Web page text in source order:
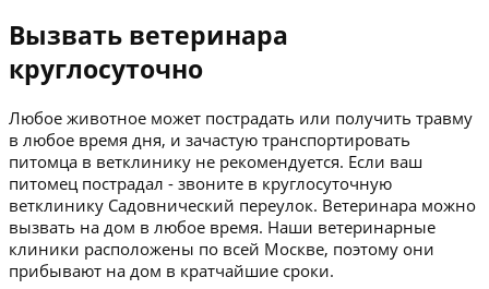
Вызвать ветеринара
круглосуточно
Любое животное может пострадать или получить травму
в любое время дня, и зачастую транспортировать
питомца в ветклинику не рекомендуется. Если ваш
питомец пострадал - звоните в круглосуточную
ветклинику Садовнический переулок. Ветеринара можно
вызвать на дом в любое время. Наши ветеринарные
клиники расположены по всей Москве, поэтому они
прибывают на дом в кратчайшие сроки.